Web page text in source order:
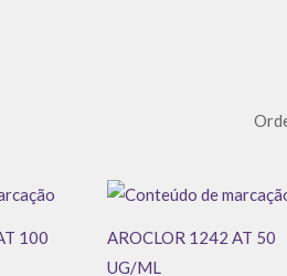
100
AROCLOR 1242 AT 50
UG/ML